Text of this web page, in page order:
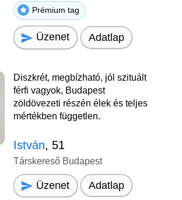
Prémium tag
Üzenet Adatlap
Diszkrét, megbízható, jól szituált
férfi vagyok, Budapest
zöldövezeti részén élek és teljes
mértékben független.
István, 51
Társkereső Budapest
Üzenet Adatlap